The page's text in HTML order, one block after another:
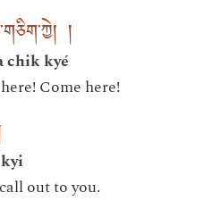
།
chik kyé
Come here!
out to you.